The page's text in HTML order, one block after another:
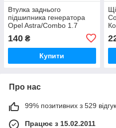
Втулка заднього
підшипника генератора
Opel Astra/Combo 1.7
CDti/1.7 DTi (2001-) Опель
Астра/Комбо
140 ₴
Купити
Про нас
99% позитивних з 529
Працює з 15.02.2011